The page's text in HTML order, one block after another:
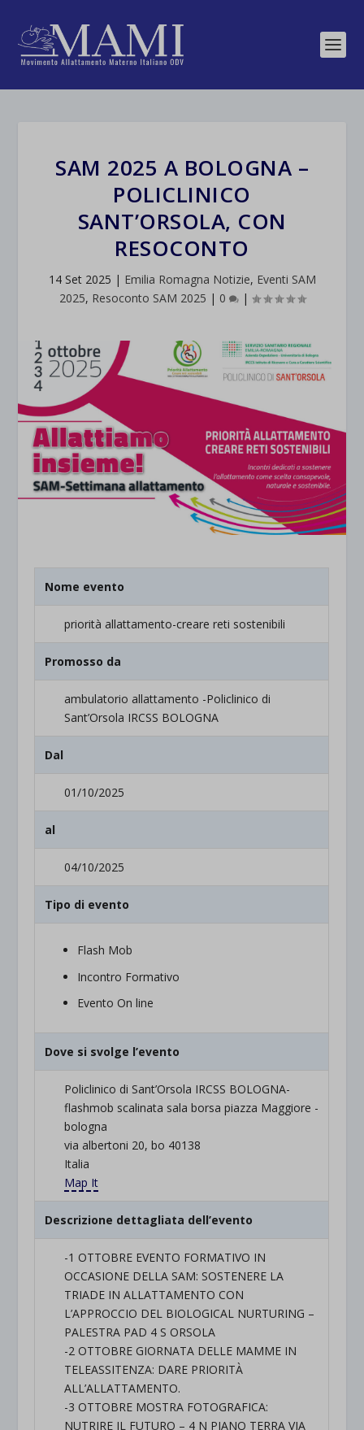
SAM 2025 A BOLOGNA –
POLICLINICO
SANT’ORSOLA, CON
RESOCONTO
14 Set 2025 | Emilia Romagna Notizie, Eventi SAM
2025, Resoconto SAM 2025 | 0 |
Nome evento
priorità allattamento-creare reti sostenibili
Promosso da
ambulatorio allattamento -Policlinico di
Sant’Orsola IRCSS BOLOGNA
Dal
01/10/2025
al
04/10/2025
Tipo di evento
Flash Mob
Incontro Formativo
Evento On line
Dove si svolge l’evento
Policlinico di Sant’Orsola IRCSS BOLOGNA-
flashmob scalinata sala borsa piazza Maggiore -
bologna
via albertoni 20, bo 40138
Italia
Map It
Descrizione dettagliata dell’evento
-1 OTTOBRE EVENTO FORMATIVO IN
OCCASIONE DELLA SAM: SOSTENERE LA
TRIADE IN ALLATTAMENTO CON
L’APPROCCIO DEL BIOLOGICAL NURTURING –
PALESTRA PAD 4 S ORSOLA
-2 OTTOBRE GIORNATA DELLE MAMME IN
TELEASSITENZA: DARE PRIORITÀ
ALL’ALLATTAMENTO.
-3 OTTOBRE MOSTRA FOTOGRAFICA:
NUTRIRE IL FUTURO – 4 N PIANO TERRA VIA